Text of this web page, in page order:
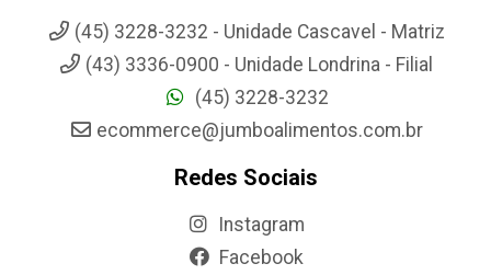
(45) 3228-3232 - Unidade Cascavel - Matriz
(43) 3336-0900 - Unidade Londrina - Filial
(45) 3228-3232
ecommerce@jumboalimentos.com.br
Redes Sociais
Instagram
Facebook